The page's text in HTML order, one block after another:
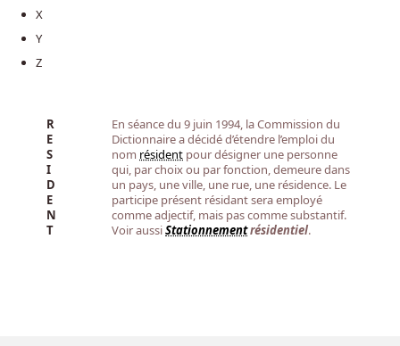
X
Y
Z
R
E
S
I
D
E
N
T
En séance du 9 juin 1994, la Commission du
Dictionnaire a décidé d’étendre l’emploi du
nom résident pour désigner une personne
qui, par choix ou par fonction, demeure dans
un pays, une ville, une rue, une résidence. Le
participe présent résidant sera employé
comme adjectif, mais pas comme substantif.
Voir aussiStationnementrésidentiel.